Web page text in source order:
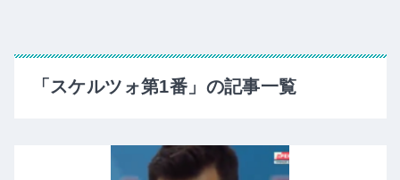
「スケルツォ第1番」の記事一覧